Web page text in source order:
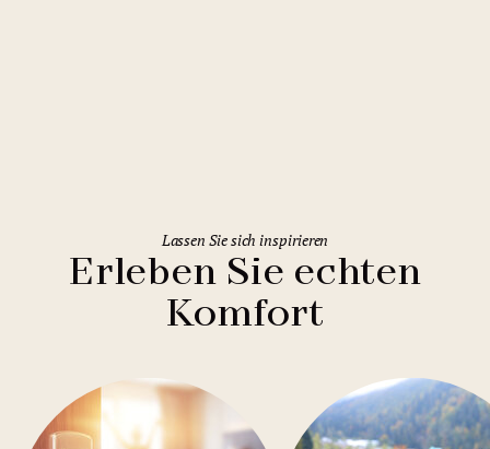
Erleben Sie echten
Komfort
Lassen Sie sich inspirieren